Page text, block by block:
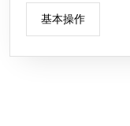
基本操作